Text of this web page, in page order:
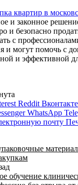
квартир в
и законное
и безопасно
с
могут помочь с
и эффективной
Reddit Вконтакте
WhatsApp
почту
обучение